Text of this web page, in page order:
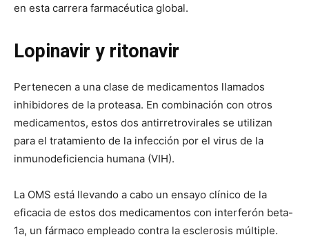
en esta carrera farmacéutica global.
Lopinavir y ritonavir
Pertenecen a una clase de medicamentos llamados
inhibidores de la proteasa. En combinación con otros
medicamentos, estos dos antirretrovirales se utilizan
para el tratamiento de la infección por el virus de la
inmunodeficiencia humana (VIH).
La OMS está llevando a cabo un ensayo clínico de la
eficacia de estos dos medicamentos con interferón beta-
1a, un fármaco empleado contra la esclerosis múltiple.